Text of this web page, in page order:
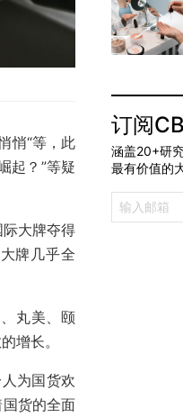
悄“等，此
起？”等疑
大牌夺得
牌几乎全
丸美、颐
增长。
为国货欢
货的全面
订阅
涵盖20+研
最有价值的